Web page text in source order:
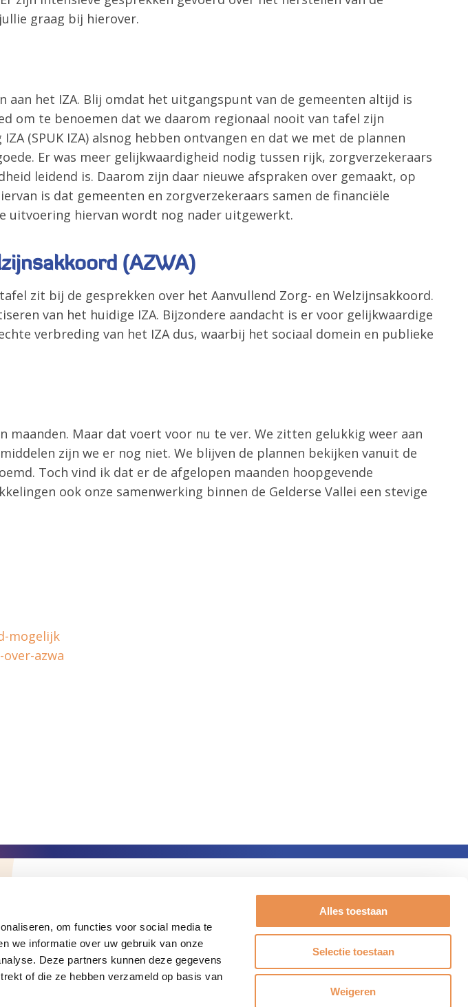
om functies voor social media te
we informatie over uw gebruik van onze
Deze partners kunnen deze gegevens
of die ze hebben verzameld op basis van
Alles toestaan
Selectie toestaan
Weigeren
graag bij hierover.
aan het IZA. Blij omdat het uitgangspunt van de gemeenten altijd is
om te benoemen dat we daarom regionaal nooit van tafel zijn
(SPUK IZA) alsnog hebben ontvangen en dat we met de plannen
Er was meer gelijkwaardigheid nodig tussen rijk, zorgverzekeraars
leidend is. Daarom zijn daar nieuwe afspraken over gemaakt, op
is dat gemeenten en zorgverzekeraars samen de financiële
uitvoering hiervan wordt nog nader uitgewerkt.
(AZWA)
zit bij de gesprekken over het Aanvullend Zorg- en Welzijnsakkoord.
van het huidige IZA. Bijzondere aandacht is er voor gelijkwaardige
verbreding van het IZA dus, waarbij het sociaal domein en publieke
Maar dat voert voor nu te ver. We zitten gelukkig weer aan
zijn we er nog niet. We blijven de plannen bekijken vanuit de
Toch vind ik dat er de afgelopen maanden hoopgevende
ook onze samenwerking binnen de Gelderse Vallei een stevige
mogelijk
azwa